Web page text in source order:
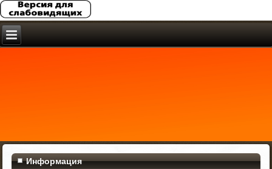
Информация